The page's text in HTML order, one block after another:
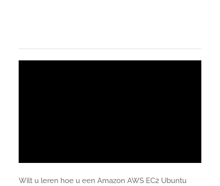
Wilt u leren hoe u een Amazon AWS EC2 Ubuntu